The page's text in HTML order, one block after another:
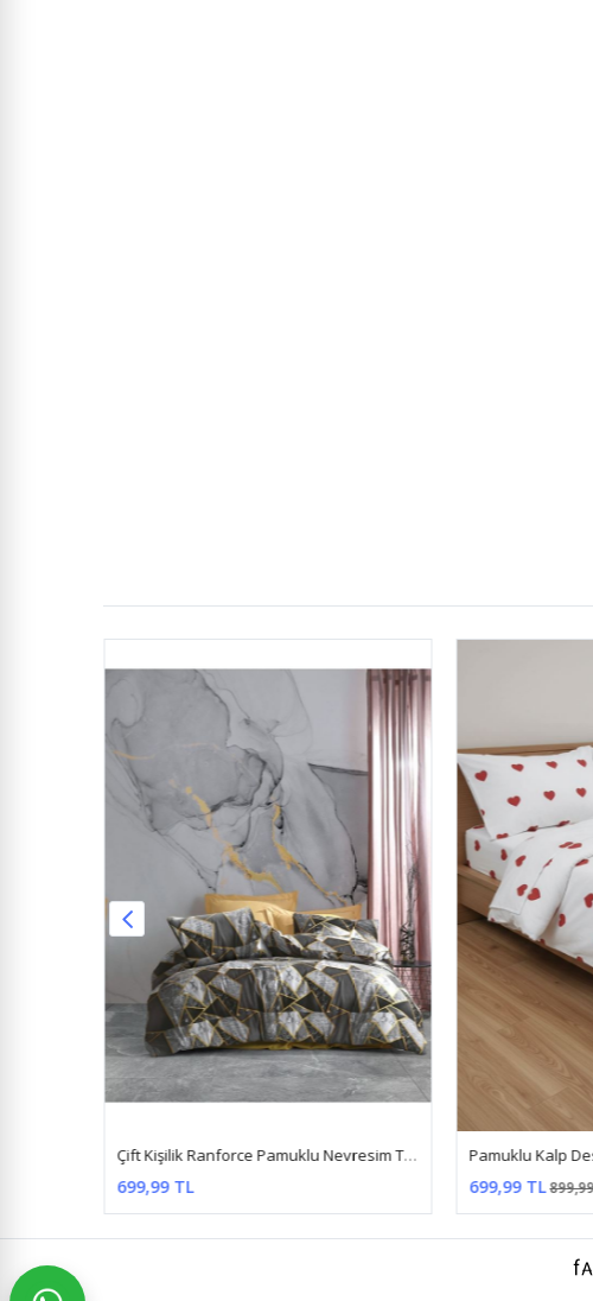
Çift Kişilik Ranforce Pamuklu Nevresim Takımı (Çarşafı Lastikli) Fayans Gri
699,99 TL 699,99 TL